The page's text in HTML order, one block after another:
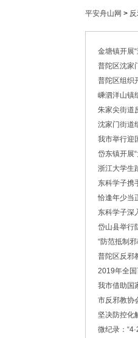
·中
·中
·市
·中
·市
·梁
·法
·中
·抽
平安舟山网 >
金塘镇开展
普陀区沈家
普陀区组织
嵊泗洋山镇
朱家尖街道
沈家门街道
我市举行迎
岱东镇开展
浙江大学生
东科学子携
恰逢年少当
东科学子深
岱山县举行
“防范抵制
普陀区反邪
2019年全
我市借助国
市反邪教协
坚决防控化
微纪录：